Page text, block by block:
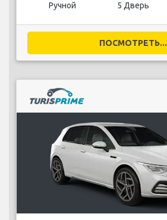
Ручной 5 Дверь
ПОСМОТРЕТЬ...